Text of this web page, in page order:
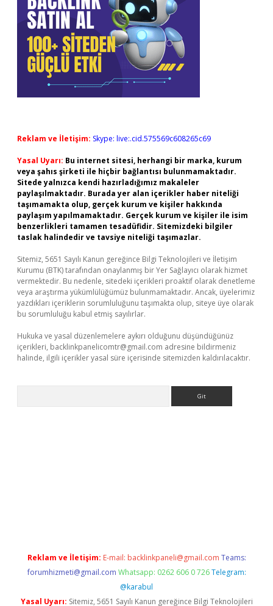
Reklam ve İletişim: Skype: live:.cid.575569c608265c69
Yasal Uyarı: Bu internet sitesi, herhangi bir marka, kurum
veya şahıs şirketi ile hiçbir bağlantısı bulunmamaktadır.
Sitede yalnızca kendi hazırladığımız makaleler
paylaşılmaktadır. Burada yer alan içerikler haber niteliği
taşımamakta olup, gerçek kurum ve kişiler hakkında
paylaşım yapılmamaktadır. Gerçek kurum ve kişiler ile isim
benzerlikleri tamamen tesadüfidir. Sitemizdeki bilgiler
taslak halindedir ve tavsiye niteliği taşımazlar.
Sitemiz, 5651 Sayılı Kanun gereğince Bilgi Teknolojileri ve İletişim
Kurumu (BTK) tarafından onaylanmış bir Yer Sağlayıcı olarak hizmet
vermektedir. Bu nedenle, sitedeki içerikleri proaktif olarak denetleme
veya araştırma yükümlülüğümüz bulunmamaktadır. Ancak, üyelerimiz
yazdıkları içeriklerin sorumluluğunu taşımakta olup, siteye üye olarak
bu sorumluluğu kabul etmiş sayılırlar.
Hukuka ve yasal düzenlemelere aykırı olduğunu düşündüğünüz
içerikleri, backlinkpanelicomtr@gmail.com adresine bildirmeniz
halinde, ilgili içerikler yasal süre içerisinde sitemizden kaldırılacaktır.
Reklam ve İletişim: E-mail: backlinkpaneli@gmail.com Teams:
forumhizmeti@gmail.com Whatsapp: 0262 606 0 726 Telegram:
@karabul
Yasal Uyarı: Sitemiz, 5651 Sayılı Kanun gereğince Bilgi Teknolojileri